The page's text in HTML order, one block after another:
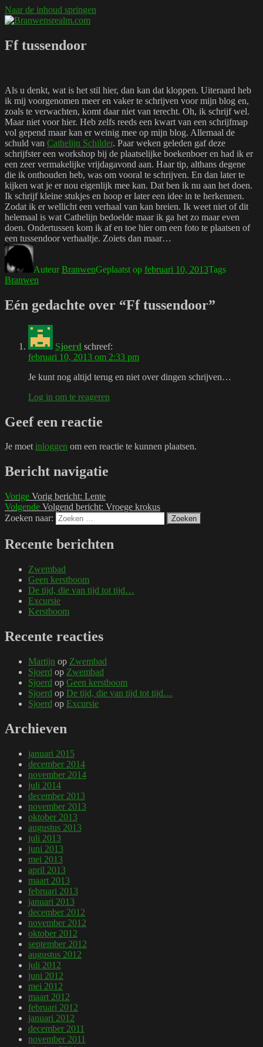
Naar de inhoud springen
Ff tussendoor
Als u denkt, wat is het stil hier, dan kan dat kloppen. Uiteraard heb
ik mij voorgenomen meer en vaker te schrijven voor mijn blog en,
zoals te verwachten, komt daar niet van terecht. Oh, ik schrijf wel.
Maar niet voor hier. Heb zelfs reeds een kwart van een schrijfmap
vol gepend maar kan er weinig mee op mijn blog. Allemaal de
schuld van Cathelijn Schilder. Paar weken geleden gaf deze
schrijfster een workshop bij de plaatselijke boekenboer en had ik er
een zeer vermakelijke vrijdagavond aan. Haar tip, althans degene
die ik onthouden heb, was om vooral te schrijven. En dan later te
kijken wat je er nou eigenlijk mee kan. Dat ben ik nu aan het doen.
Ik schrijf kleine stukjes en hoop er later een idee in te herkennen.
Zodat ik er wellicht een verhaal van kan breien. Ik weet niet of dit
helemaal is wat Cathelijn bedoelde maar ik ga het zo maar even
doen. Ondertussen kom ik af en toe hier om een foto te plaatsen of
een tussendoor verhaaltje. Zoiets dan maar…
AuteurBranwenGeplaatst op februari 10, 2013Tags
Branwen
Eén gedachte over “Ff tussendoor”
Sjoerd schreef:
februari 10, 2013 om 2:33 pm
Je kunt nog altijd terug en niet over dingen schrijven…
Log in om te reageren
Geef een reactie
Je moetinloggen om een reactie te kunnen plaatsen.
Bericht navigatie
Vorige Vorig bericht: Lente
Volgende Volgend bericht: Vroege krokus
Zoeken naar:
Zoeken
Recente berichten
Zwembad
Geen kerstboom
De tijd, die van tijd tot tijd…
Excursie
Kerstboom
Recente reacties
Martijn op Zwembad
Sjoerd op Zwembad
Sjoerd op Geen kerstboom
Sjoerd op De tijd, die van tijd tot tijd…
Sjoerd op Excursie
Archieven
januari 2015
december 2014
november 2014
juli 2014
december 2013
november 2013
oktober 2013
augustus 2013
juli 2013
juni 2013
mei 2013
april 2013
maart 2013
februari 2013
januari 2013
december 2012
november 2012
oktober 2012
september 2012
augustus 2012
juli 2012
juni 2012
mei 2012
maart 2012
februari 2012
januari 2012
december 2011
november 2011